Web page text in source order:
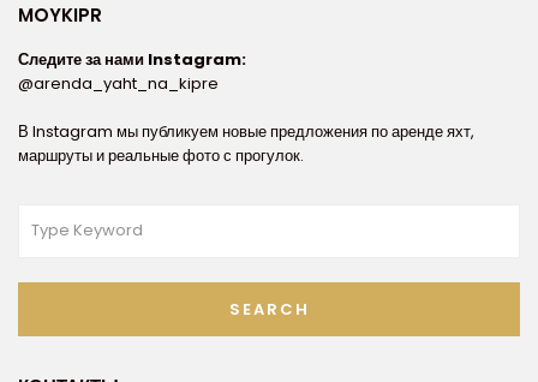
MOYKIPR
Следите за нами Instagram:
@arenda_yaht_na_kipre
В Instagram мы публикуем новые предложения по аренде яхт,
маршруты и реальные фото с прогулок.
SEARCH